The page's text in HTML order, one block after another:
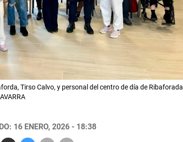
Tirso Calvo, y personal del centro de día de Ribaforada
16 ENERO, 2026 - 18:38